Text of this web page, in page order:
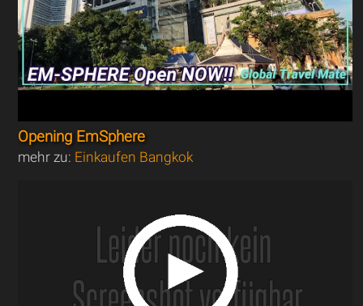
Opening EmSphere
mehr zu: Einkaufen Bangkok